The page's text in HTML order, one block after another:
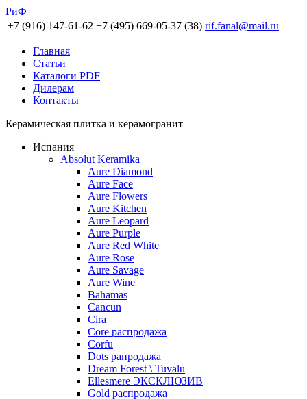
РиФ
+7 (916) 147-61-62 +7 (495) 669-05-37 (38) rif.fanal@mail.ru
Главная
Статьи
Каталоги PDF
Дилерам
Контакты
Керамическая плитка и керамогранит
Испания
Absolut Keramika
Aure Diamond
Aure Face
Aure Flowers
Aure Kitchen
Aure Leopard
Aure Purple
Aure Red White
Aure Rose
Aure Savage
Aure Wine
Bahamas
Cancun
Cira
Core распродажа
Corfu
Dots рапродажа
Dream Forest \ Tuvalu
Ellesmere ЭКСКЛЮЗИВ
Gold распродажа